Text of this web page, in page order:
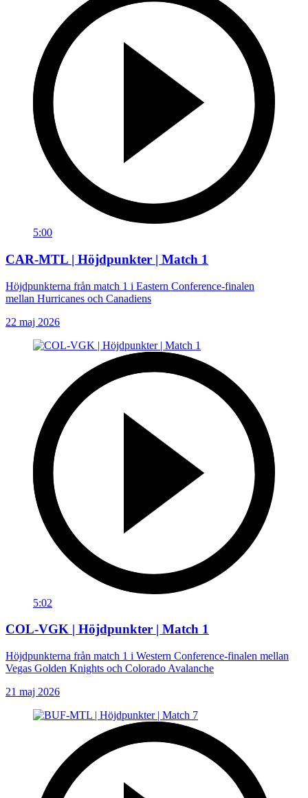
5:00
CAR-MTL | Höjdpunkter | Match 1
Höjdpunkterna från match 1 i Eastern Conference-finalen
mellan Hurricanes och Canadiens
22 maj 2026
5:02
COL-VGK | Höjdpunkter | Match 1
Höjdpunkterna från match 1 i Western Conference-finalen mellan
Vegas Golden Knights och Colorado Avalanche
21 maj 2026